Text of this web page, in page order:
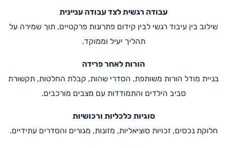
עבודה רגשית לצד עבודה עניינית
שילוב בין עיבוד רגשי לבין קידום פתרונות פרקטיים, תוך שמירה על
תהליך יעיל וממוקד.
הורות לאחר פרידה
בניית מודל הורות משותפת, הסדרי שהות, קבלת החלטות, תקשורת
סביב הילדים והתמודדות עם מצבים מורכבים.
סוגיות כלכליות ורכושיות
חלוקת נכסים, זכויות סוציאליות, מזונות, מגורים והסדרים עתידיים.